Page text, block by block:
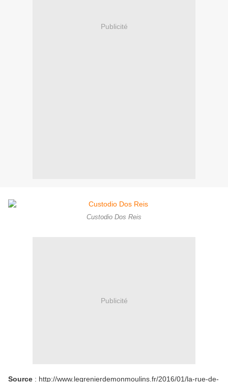
Publicité
Custodio Dos Reis
Publicité
Source : http://www.legrenierdemonmoulins.fr/2016/01/la-rue-de-